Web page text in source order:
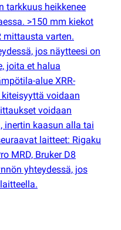
tarkkuus heikkenee
>150 mm kiekot
mittausta varten.
jos näytteesi on
joita et halua
alue XRR-
voidaan
voidaan
inertin kaasun alla tai
laitteet: Rigaku
MRD, Bruker D8
yhteydessä, jos